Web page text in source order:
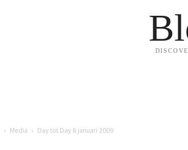
Media Day tot Day 8 januari 2009